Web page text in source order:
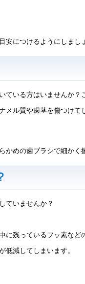
安につけるようにしまし
いる方はいませんか？
ル質や歯茎を傷つけて
めの歯ブラシで細かく
ていませんか？
残っているフッ素など
低減してしまいます。